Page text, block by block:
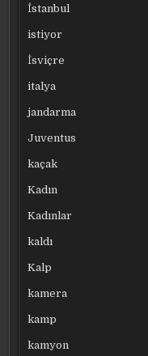
İstanbul
istiyor
İsviçre
italya
jandarma
Juventus
kaçak
Kadın
Kadınlar
kaldı
Kalp
kamera
kamp
kamyon